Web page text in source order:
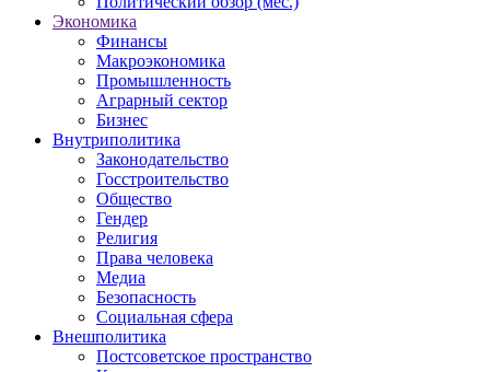
Экономика
Финансы
Макроэкономика
Промышленность
Аграрный сектор
Бизнес
Внутриполитика
Законодательство
Госстроительство
Общество
Гендер
Религия
Права человека
Медиа
Безопасность
Социальная сфера
Внешполитика
Постсоветское пространство